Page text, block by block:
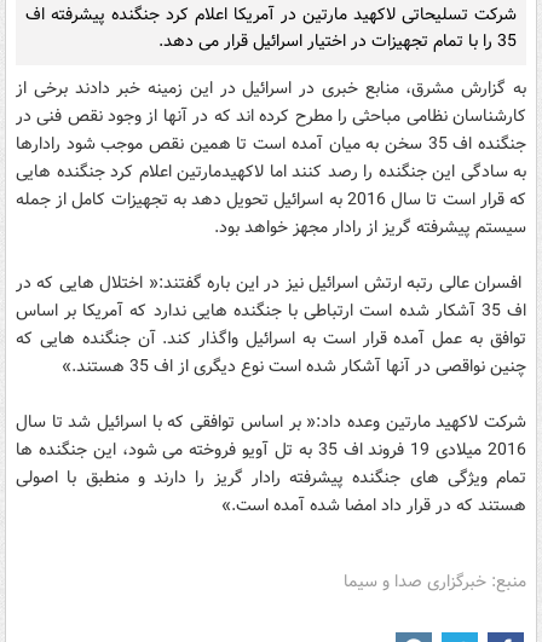
شرکت تسلیحاتی لاکهید مارتین در آمریکا اعلام کرد جنگنده پیشرفته اف
35 را با تمام تجهیزات در اختیار اسرائیل قرار می دهد.
به گزارش مشرق، منابع خبری در اسرائیل در این زمینه خبر دادند برخی از
کارشناسان نظامی مباحثی را مطرح کرده اند که در آنها از وجود نقص فنی در
جنگنده اف 35 سخن به میان آمده است تا همین نقص موجب شود رادارها
به سادگی این جنگنده را رصد کنند اما لاکهیدمارتین اعلام کرد جنگنده هایی
که قرار است تا سال 2016 به اسرائیل تحویل دهد به تجهیزات کامل از جمله
سیستم پیشرفته گریز از رادار مجهز خواهد بود.
افسران عالی رتبه ارتش اسرائیل نیز در این باره گفتند:« اختلال هایی که در
اف 35 آشکار شده است ارتباطی با جنگنده هایی ندارد که آمریکا بر اساس
توافق به عمل آمده قرار است به اسرائیل واگذار کند. آن جنگنده هایی که
چنین نواقصی در آنها آشکار شده است نوع دیگری از اف 35 هستند.»
شرکت لاکهید مارتین وعده داد:« بر اساس توافقی که با اسرائیل شد تا سال
2016 میلادی 19 فروند اف 35 به تل آویو فروخته می شود، این جنگنده ها
تمام ویژگی های جنگنده پیشرفته رادار گریز را دارند و منطبق با اصولی
هستند که در قرار داد امضا شده آمده است.»
منبع: خبرگزاری صدا و سیما